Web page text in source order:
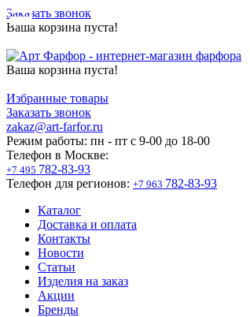
Заказать звонок
Ваша корзина пуста!
Ваша корзина пуста!
Избранные товары
Заказать звонок
zakaz@art-farfor.ru
Режим работы: пн - пт c 9-00 до 18-00
Телефон в Москве:
+7 495 782-83-93
Телефон для регионов: +7 963 782-83-93
Каталог
Доставка и оплата
Контакты
Новости
Статьи
Изделия на заказ
Акции
Бренды